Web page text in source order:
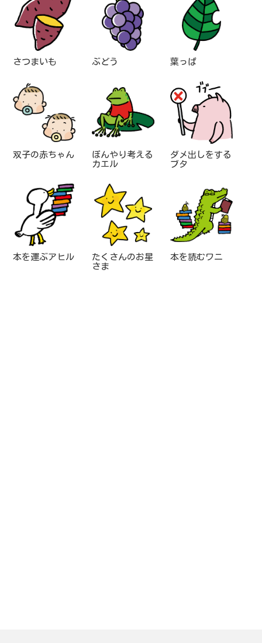
さつまいも ぶどう 葉っぱ
双子の赤ちゃん
ぼんやり考える
カエル
ダメ出しをする
ブタ
本を運ぶアヒル
たくさんのお星
さま
本を読むワニ